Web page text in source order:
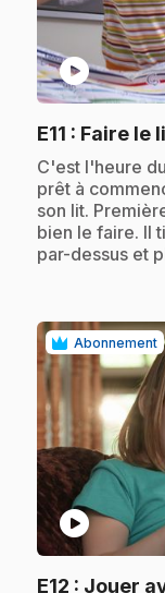
play_circle
E11 : Faire le
.C'est l'heure
prêt à
son lit.
bien le faire. Il
par-dessus et
Abonnement
play_circle
E12 : Jouer